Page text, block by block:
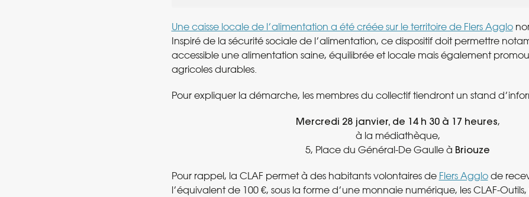
Une caisse locale de l’alimentation a été créée sur le territoire de Flers Agglo
Inspiré de la sécurité sociale de l’alimentation, ce dispositif doit permettre
accessible une alimentation saine, équilibrée et locale mais également
agricoles durables.
Pour expliquer la démarche, les membres du collectif tiendront un stand
Mercredi 28 janvier, de 14 h 30 à 17 heures,
à la médiathèque,
5, Place du Général-De Gaulle à Briouze
Pour rappel, la CLAF permet à des habitants volontaires de Flers Agglode
l’équivalent de 100 €, sous la forme d’une monnaie numérique, les CLAF-